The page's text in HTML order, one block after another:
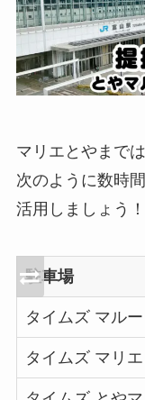
マリエとやまで
次のように数時
活用しましょう！
駐車場
タイムズ マルー
タイムズ マリ